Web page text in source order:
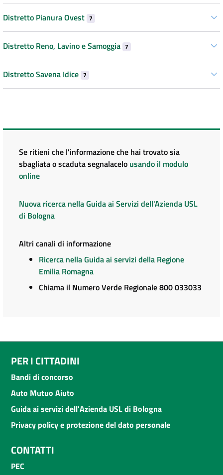
Distretto Pianura Ovest 7
Distretto Reno, Lavino e Samoggia 7
Distretto Savena Idice 7
Se ritieni che l'informazione che hai trovato sia
sbagliata o scaduta segnalacelo usando il modulo
online
Nuova ricerca nella Guida ai Servizi dell'Azienda USL
di Bologna
Altri canali di informazione
Ricerca nella Guida ai servizi della Regione
Emilia Romagna
Chiama il Numero Verde Regionale 800 033033
PER I CITTADINI
Bandi di concorso
Auto Mutuo Aiuto
Guida ai servizi dell'Azienda USL di Bologna
Privacy policy e protezione del dato personale
CONTATTI
PEC